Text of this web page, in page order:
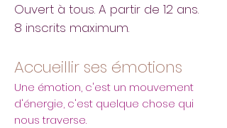
Ouvert à tous. A partir de 12 ans.
8 inscrits maximum.
Accueillir ses émotions
Une émotion, c'est un mouvement
d'énergie, c'est quelque chose qui
nous traverse.